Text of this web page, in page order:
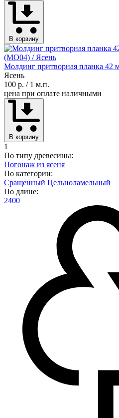
В корзину
Молдинг притворная планка 42
Ясень
100 р. / 1 м.п.
цена при оплате наличными
В корзину
1
По типу древесины:
Погонаж из ясеня
По категории:
Сращенный Цельноламельный
По длине:
2400